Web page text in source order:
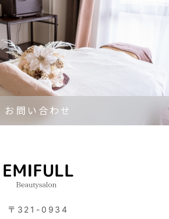
お問い合わせ
〒321-0934